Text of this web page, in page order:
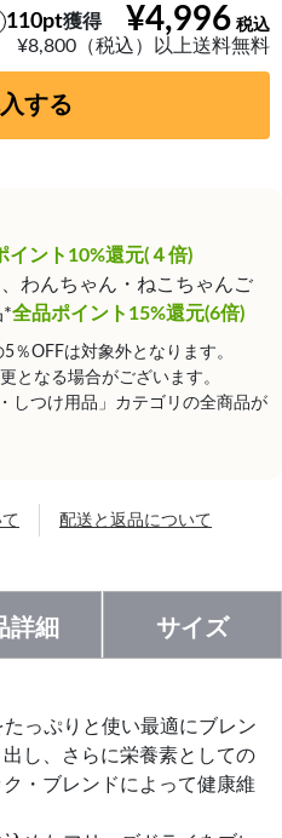
¥4,996
110pt獲得
¥8,800（税込）以上送料無料
する
イント10%還元(４倍)
わんちゃん・ねこちゃんご
*全品ポイント15%還元(6倍)
％OFFは対象外となります。
となる場合がございます。
しつけ用品」カテゴリの全商品が
配送と返品について
詳細 サイズ
っぷりと使い最適にブレン
し、さらに栄養素としての
・ブレンドによって健康維